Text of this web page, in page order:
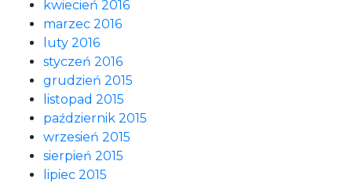
kwiecień 2016
marzec 2016
luty 2016
styczeń 2016
grudzień 2015
listopad 2015
październik 2015
wrzesień 2015
sierpień 2015
lipiec 2015